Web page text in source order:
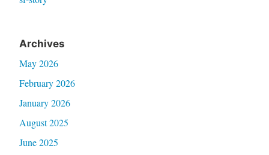
Archives
May 2026
February 2026
January 2026
August 2025
June 2025